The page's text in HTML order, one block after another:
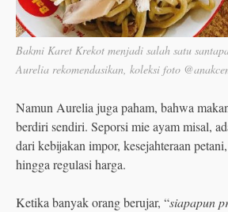
Bakmi Karet Krekot menjadi salah satu
Aurelia rekomendasikan, koleksi foto
Namun Aurelia juga paham, bahwa
berdiri sendiri. Seporsi mie ayam misal,
dari kebijakan impor, kesejahteraan
hingga regulasi harga.
Ketika banyak orang berujar, “siapapun